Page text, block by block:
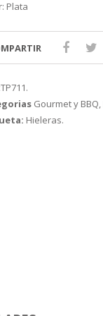
Plata
TP711.
Gourmet y BBQ,
Hieleras.